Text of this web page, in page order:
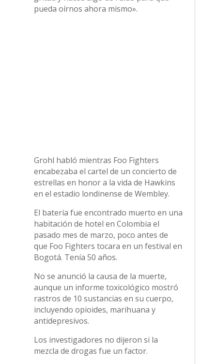
pueda oírnos ahora mismo».
Grohl habló mientras Foo Fighters
encabezaba el cartel de un concierto de
estrellas en honor a la vida de Hawkins
en el estadio londinense de Wembley.
El batería fue encontrado muerto en una
habitación de hotel en Colombia el
pasado mes de marzo, poco antes de
que Foo Fighters tocara en un festival en
Bogotá. Tenía 50 años.
No se anunció la causa de la muerte,
aunque un informe toxicológico mostró
rastros de 10 sustancias en su cuerpo,
incluyendo opioides, marihuana y
antidepresivos.
Los investigadores no dijeron si la
mezcla de drogas fue un factor.